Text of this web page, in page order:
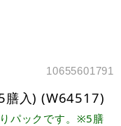
10655601791
膳入) (W64517)
パックです。※5膳